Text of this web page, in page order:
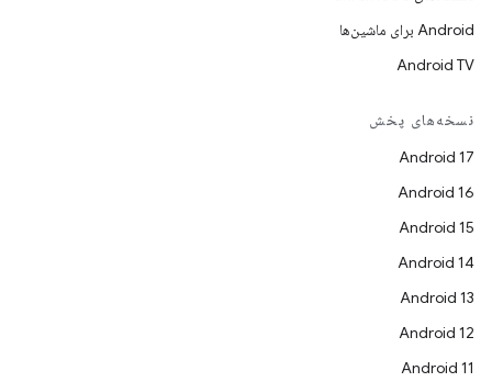
Android برای ماشین‌ها
Android TV
نسخه‌های پخش
Android 17
Android 16
Android 15
Android 14
Android 13
Android 12
Android 11